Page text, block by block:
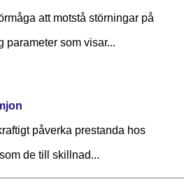
att motstå störningar på
parameter som visar...
påverka prestanda hos
de till skillnad...